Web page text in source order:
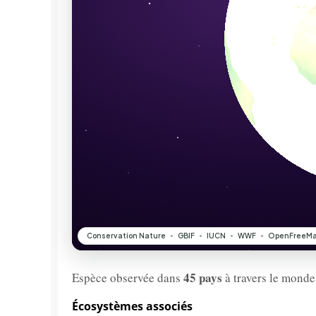
Espèce observée dans 45 pays à travers le
Écosystèmes associés